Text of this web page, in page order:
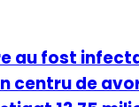
au fost
centru de